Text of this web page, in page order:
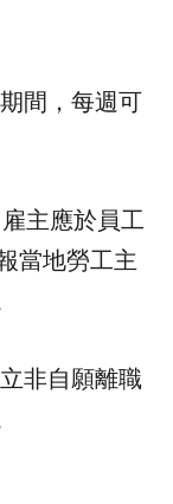
間，每週可
主應於員工
當地勞工主
非自願離職